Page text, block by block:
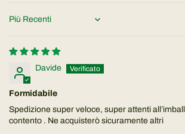
Sort by
Davide
Formidabile
Spedizione super veloce, super attenti
contento . Ne acquisterò sicuramente altri